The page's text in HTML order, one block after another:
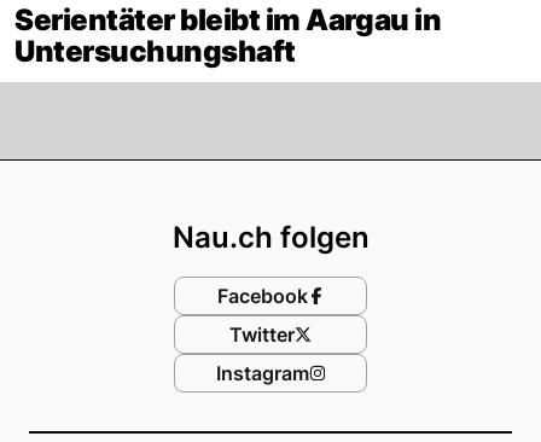
Serientäter bleibt im Aargau in
Untersuchungshaft
Nau.ch folgen
Facebook
Twitter
Instagram